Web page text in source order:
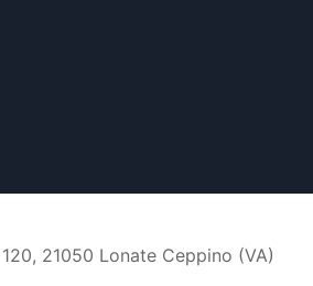
21050 Lonate Ceppino (VA)